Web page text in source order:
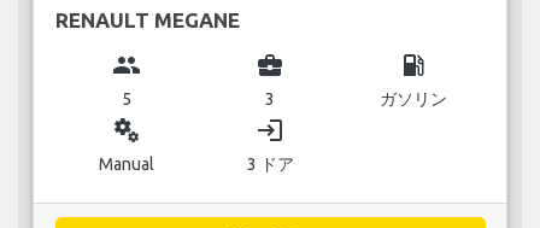
RENAULT MEGANE
group
5
business_center
3
local_gas_station
ガソリン
miscellaneous_services
Manual
login
3 ドア